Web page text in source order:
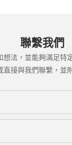
聯繫我們
法，並能夠滿足特
直接與我們聯繫，並